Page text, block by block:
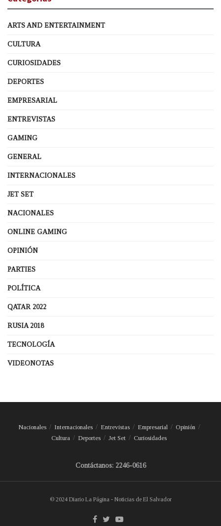
ARTS AND ENTERTAINMENT
CULTURA
CURIOSIDADES
DEPORTES
EMPRESARIAL
ENTREVISTAS
GAMING
GENERAL
INTERNACIONALES
JET SET
NACIONALES
ONLINE GAMING
OPINIÓN
PARTIES
POLÍTICA
QATAR 2022
RUSIA 2018
TECNOLOGÍA
VIDEONOTAS
Nacionales Internacionales Entrevistas Empresarial
Opinión
Cultura
Deportes Jet Set Curiosidades
Contáctanos: 2246-0616
© 2024 Diario La Página - Noticias de El Salvador